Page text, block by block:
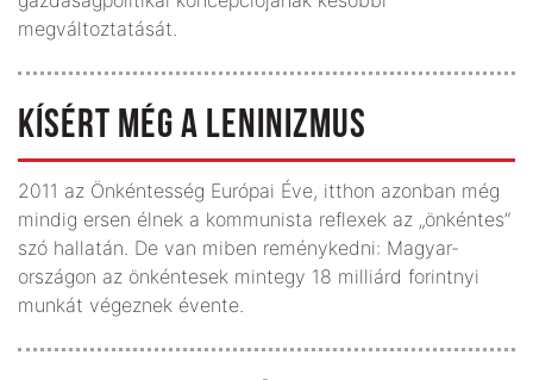
megváltoztatását.
KÍSÉRT MÉG A LENINIZMUS
2011 az Önkéntesség Európai Éve, itthon azonban még
mindig ersen élnek a kommunista reflexek az „önkéntes”
szó hallatán. De van miben reménykedni: Magyar-
országon az önkéntesek mintegy 18 milliárd forintnyi
munkát végeznek évente.